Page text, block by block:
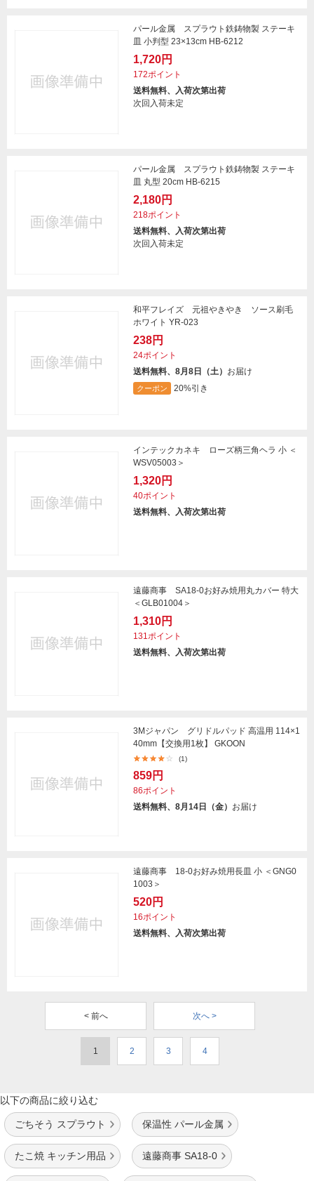
パール金属 スプラウト鉄鋳物製 ステーキ
皿 小判型 23×13cm HB-6212
1,720円
172ポイント
送料無料、入荷次第出荷
次回入荷未定
パール金属 スプラウト鉄鋳物製 ステーキ
皿 丸型 20cm HB-6215
2,180円
218ポイント
送料無料、入荷次第出荷
次回入荷未定
和平フレイズ 元祖やきやき ソース刷毛
ホワイト YR-023
238円
24ポイント
送料無料、8月8日（土） お届け
クーポン 20%引き
インテックカネキ ローズ柄三角ヘラ 小 ＜
WSV05003＞
1,320円
40ポイント
送料無料、入荷次第出荷
遠藤商事 SA18-0お好み焼用丸カバー 特大
＜GLB01004＞
1,310円
131ポイント
送料無料、入荷次第出荷
3Mジャパン グリドルパッド 高温用 114×1
40mm【交換用1枚】 GKOON
(1)
859円
86ポイント
送料無料、8月14日（金） お届け
遠藤商事 18-0お好み焼用長皿 小 ＜GNG0
1003＞
520円
16ポイント
送料無料、入荷次第出荷
< 前へ 次へ >
1 2 3 4
以下の商品に絞り込む
ごちそう スプラウト 保温性 パール金属
たこ焼 キッチン用品 遠藤商事 SA18-0